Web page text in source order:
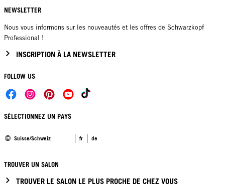
NEWSLETTER
Nous vous informons sur les nouveautés et les offres de Schwarzkopf
Professional !
INSCRIPTION À LA NEWSLETTER
FOLLOW US
SÉLECTIONNEZ UN PAYS
Suisse/Schweiz fr de
TROUVER UN SALON
TROUVER LE SALON LE PLUS PROCHE DE CHEZ VOUS